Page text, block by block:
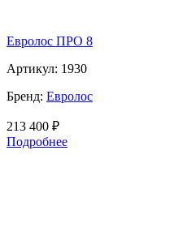
Евролос ПРО 8
Артикул: 1930
Бренд: Евролос
213 400 ₽
Подробнее